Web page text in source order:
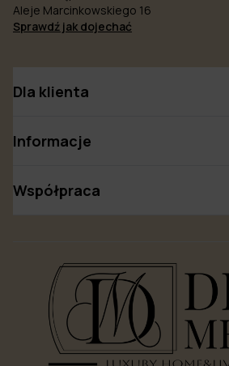
Aleje Marcinkowskiego 16
Sprawdź jak dojechać
Dla klienta
Informacje
Współpraca